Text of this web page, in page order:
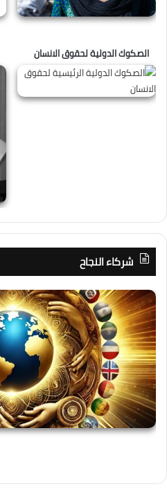
الصكوك الدولية لحقوق الانسان
شركاء النجاح